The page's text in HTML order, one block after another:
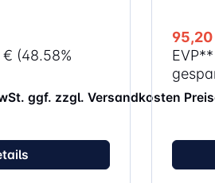
einfach
und Querformat)
sowie A3 (Hochformat)
€ (48.58%
ggf. zzgl. Versandkosten
95,20
EVP**